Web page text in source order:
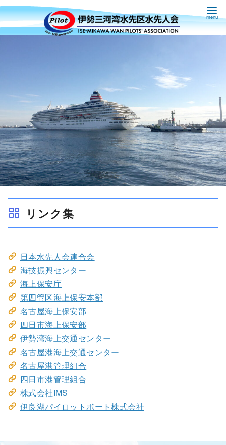
へ
移
動
リンク集
日本水先人会連合会
海技振興センター
海上保安庁
第四管区海上保安本部
名古屋海上保安部
四日市海上保安部
伊勢湾海上交通センター
名古屋港海上交通センター
名古屋港管理組合
四日市港管理組合
株式会社IMS
伊良湖パイロットボート株式会社